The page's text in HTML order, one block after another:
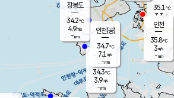
무의도
34.3℃
3.9m/s
-mm
장봉도
34.2℃
4.9m/s
-mm
35.1℃
3.3 m/s
-mm
인천(공)
34.7℃
7.1 m/s
-mm
인천
35.8℃
3m/s
-mm